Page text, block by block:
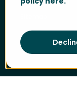
Data Privacy